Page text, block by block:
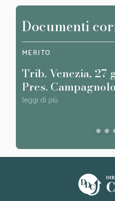
Documenti
MERITO
Trib. Venezia, 27
Pres.
leggi di più